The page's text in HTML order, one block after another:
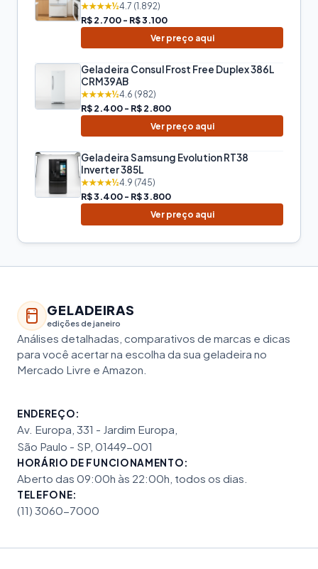
★★★★½4.7 (1.892)
R$ 2.700 - R$ 3.100
Ver preço aqui
Geladeira Consul Frost Free Duplex 386L
CRM39AB
★★★★½4.6 (982)
R$ 2.400 - R$ 2.800
Ver preço aqui
Geladeira Samsung Evolution RT38
Inverter 385L
★★★★½4.9 (745)
R$ 3.400 - R$ 3.800
Ver preço aqui
GELADEIRAS
edições de janeiro
Análises detalhadas, comparativos de marcas e dicas
para você acertar na escolha da sua geladeira no
Mercado Livre e Amazon.
ENDEREÇO:
Av. Europa, 331 - Jardim Europa,
São Paulo - SP, 01449-001
HORÁRIO DE FUNCIONAMENTO:
Aberto das 09:00h às 22:00h, todos os dias.
TELEFONE:
(11) 3060-7000